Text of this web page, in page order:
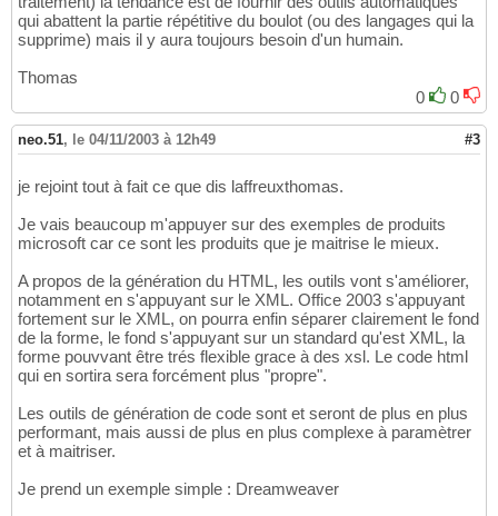
qui abattent la partie répétitive du boulot (ou des langages qui la
supprime) mais il y aura toujours besoin d'un humain.
Thomas
0
0
neo.51, le 04/11/2003 à 12h49 #3
je rejoint tout à fait ce que dis laffreuxthomas.
Je vais beaucoup m'appuyer sur des exemples de produits
microsoft car ce sont les produits que je maitrise le mieux.
A propos de la génération du HTML, les outils vont s'améliorer,
notamment en s'appuyant sur le XML. Office 2003 s'appuyant
fortement sur le XML, on pourra enfin séparer clairement le fond
de la forme, le fond s'appuyant sur un standard qu'est XML, la
forme pouvvant être trés flexible grace à des xsl. Le code html
qui en sortira sera forcément plus "propre".
Les outils de génération de code sont et seront de plus en plus
performant, mais aussi de plus en plus complexe à paramètrer
et à maitriser.
Je prend un exemple simple : Dreamweaver